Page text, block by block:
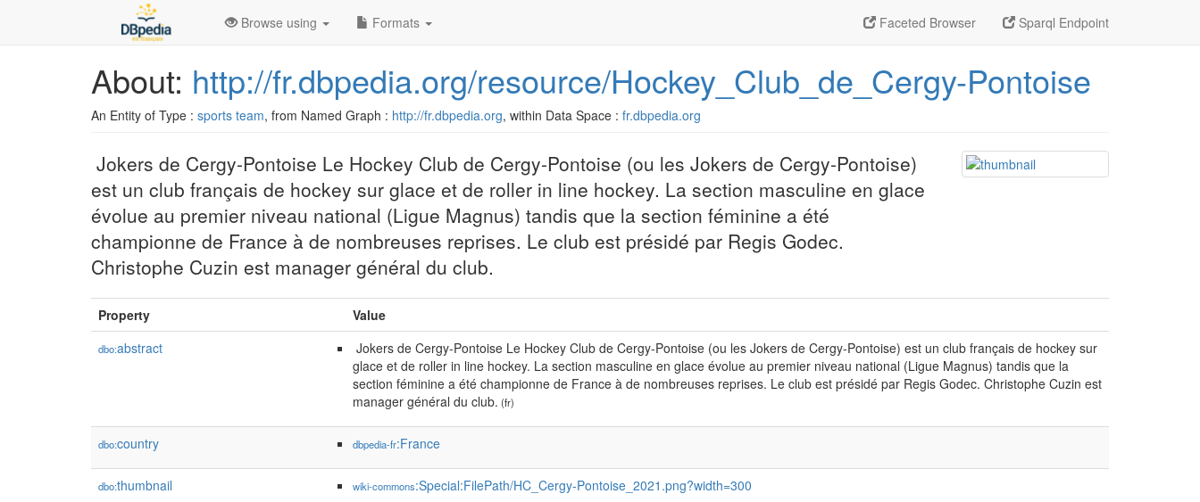
Faceted Browser Sparql Endpoint
Browse using Formats
About: http://fr.dbpedia.org/resource/Hockey_Club_de_Cergy-Pontoise
An Entity of Type : sports team, from Named Graph : http://fr.dbpedia.org, within Data Space : fr.dbpedia.org
‌ Jokers de Cergy-Pontoise Le Hockey Club de Cergy-Pontoise (ou les Jokers de Cergy-Pontoise)
est un club français de hockey sur glace et de roller in line hockey. La section masculine en glace
évolue au premier niveau national (Ligue Magnus) tandis que la section féminine a été
championne de France à de nombreuses reprises. Le club est présidé par Regis Godec.
Christophe Cuzin est manager général du club.
Property Value
dbo:abstract
‌ Jokers de Cergy-Pontoise Le Hockey Club de Cergy-Pontoise (ou les Jokers de Cergy-Pontoise) est un club français de hockey sur
glace et de roller in line hockey. La section masculine en glace évolue au premier niveau national (Ligue Magnus) tandis que la
section féminine a été championne de France à de nombreuses reprises. Le club est présidé par Regis Godec. Christophe Cuzin est
manager général du club. (fr)
dbo:country dbpedia-fr:France
dbo:thumbnail wiki-commons:Special:FilePath/HC_Cergy-Pontoise_2021.png?width=300